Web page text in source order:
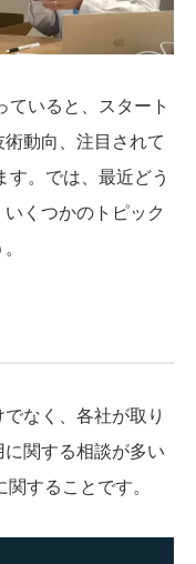
いると、スタート
動向、注目されて
。では、最近どう
くつかのトピック
なく、各社が取り
関する相談が多い
することです。